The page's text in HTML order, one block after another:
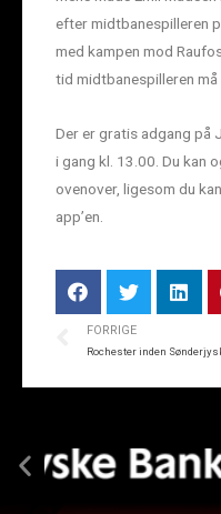
efter midtbanespilleren
med kampen mod
tid midtbanespilleren må
Der er gratis adgang på
i gang kl. 13.00. Du kan
ovenover, ligesom du
app’en.
FORRIGE